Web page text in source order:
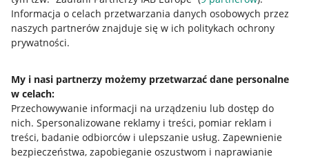
Informacja o celach przetwarzania danych osobowych przez
naszych partnerów znajduje się w ich politykach ochrony
prywatności.
My i nasi partnerzy możemy przetwarzać dane personalne
w celach:
Przechowywanie informacji na urządzeniu lub dostęp do
nich. Spersonalizowane reklamy i treści, pomiar reklam i
treści, badanie odbiorców i ulepszanie usług. Zapewnienie
bezpieczeństwa, zapobieganie oszustwom i naprawianie
Przydatne informacje
Jak to działa
Allegro Gadane dla sprzedających
Allegro Gadane dla kupujących
Mapa miejscowości